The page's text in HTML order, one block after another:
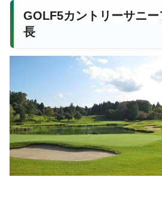
GOLF5カントリーサニ
長